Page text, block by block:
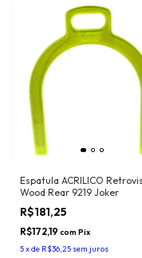
Espatula ACRILICO
Wood Rear 9219 Joker
R$181,25
R$172,19 com Pix
5xde R$36,25 sem juros